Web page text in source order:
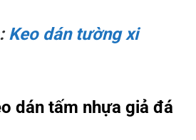
Keo dán tường xi
dán tấm nhựa giả đá